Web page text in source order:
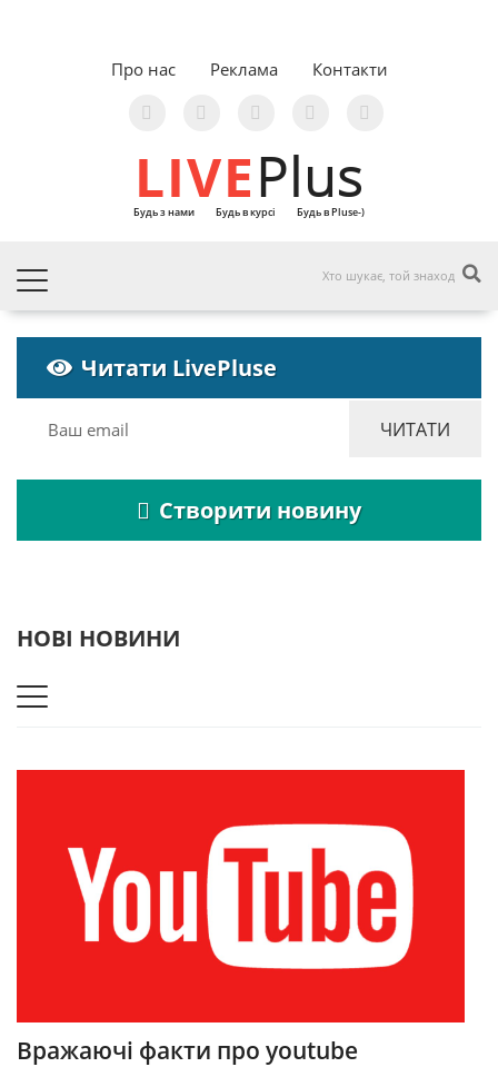
Про нас Реклама Контакти
LIVEPlus
Будь з нами Будь в курсі Будь в Pluse-)
Читати LivePluse
Створити новину
НОВІ НОВИНИ
Вражаючі факти про youtube